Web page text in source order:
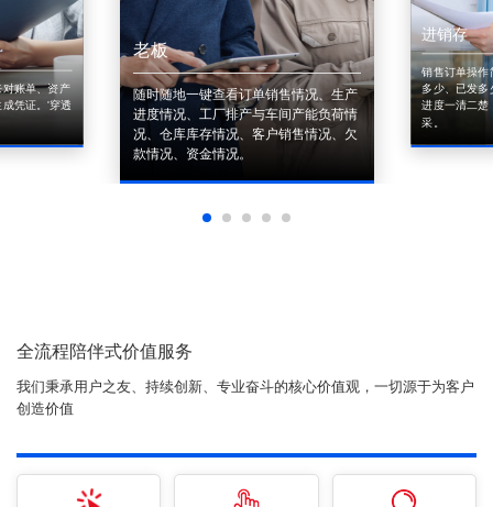
账单、资产
凭证。'穿透
老板
随时随地一键查看订单销售情况、生产
进度情况、工厂排产与车间产能负荷情
况、仓库库存情况、客户销售情况、欠
款情况、资金情况。
进销存
销售订单操作
多少、已发多
进度一清二楚
采。
全流程陪伴式价值服务
我们秉承用户之友、持续创新、专业奋斗的核心价值观，一切源于为客户
创造价值